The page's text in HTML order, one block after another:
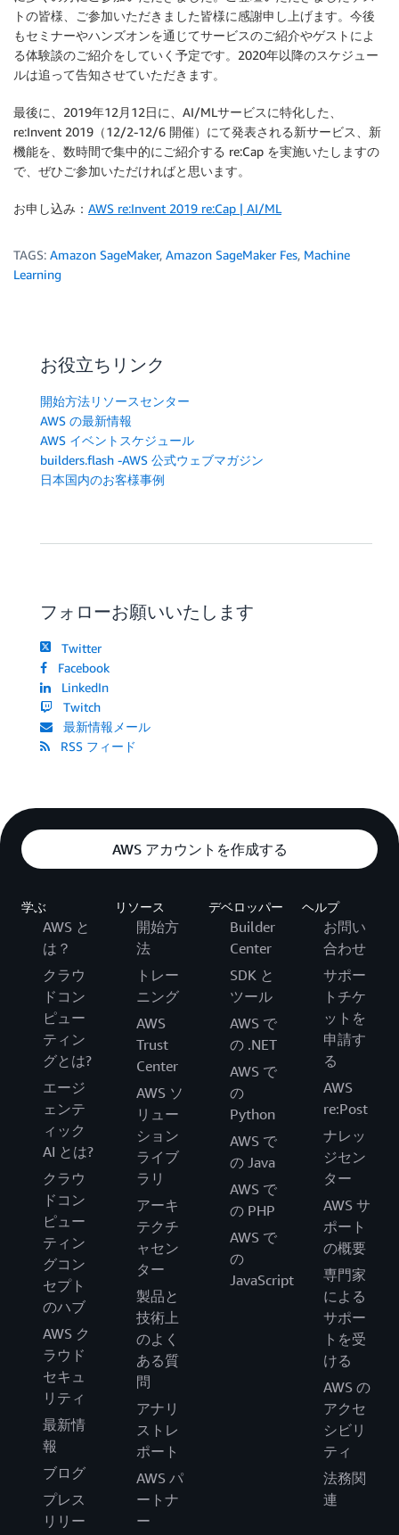
トの皆様、ご参加いただきました皆様に感謝申し上げます。今後
もセミナーやハンズオンを通じてサービスのご紹介やゲストによ
る体験談のご紹介をしていく予定です。2020年以降のスケジュー
ルは追って告知させていただきます。
最後に、2019年12月12日に、AI/MLサービスに特化した、
re:Invent 2019（12/2-12/6 開催）にて発表される新サービス、新
機能を、数時間で集中的にご紹介する re:Cap を実施いたしますの
で、ぜひご参加いただければと思います。
お申し込み： AWS re:Invent 2019 re:Cap | AI/ML
TAGS: Amazon SageMaker, Amazon SageMaker Fes, Machine
Learning
お役立ちリンク
開始方法リソースセンター
AWS の最新情報
AWS イベントスケジュール
builders.flash -AWS 公式ウェブマガジン
日本国内のお客様事例
フォローお願いいたします
Twitter
Facebook
LinkedIn
Twitch
最新情報メール
RSS フィード
AWS アカウントを作成する
学ぶ
AWS と
は？
クラウ
ドコン
ピュー
ティン
グとは?
エージ
ェンテ
ィック
AI とは?
クラウ
ドコン
ピュー
ティン
グコン
セプト
のハブ
AWS ク
ラウド
セキュ
リティ
最新情
報
ブログ
プレス
リリー
リソース
開始方
法
トレー
ニング
AWS
Trust
Center
AWS ソ
リュー
ション
ライブ
ラリ
アーキ
テクチ
ャセン
ター
製品と
技術上
のよく
ある質
問
アナリ
ストレ
ポート
AWS パ
ートナ
ー
デベロッパー
Builder
Center
SDK と
ツール
AWS で
の .NET
AWS で
の
Python
AWS で
の Java
AWS で
の PHP
AWS で
の
JavaScript
ヘルプ
お問い
合わせ
サポー
トチケ
ットを
申請す
る
AWS
re:Post
ナレッ
ジセン
ター
AWS サ
ポート
の概要
専門家
による
サポー
トを受
ける
AWS の
アクセ
シビリ
ティ
法務関
連